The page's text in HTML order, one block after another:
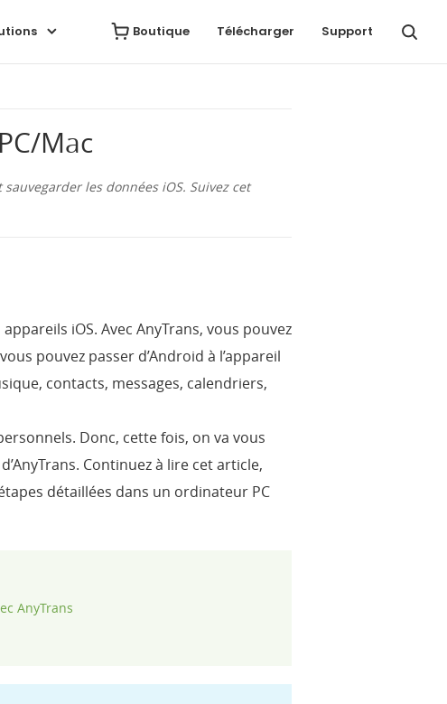
Boutique Télécharger Support
Avis Télécharger Acheter
Mac
les données iOS. Suivez cet
iOS. Avec AnyTrans, vous pouvez
pouvez passer d’Android à l’appareil
contacts, messages, calendriers,
Donc, cette fois, on va vous
Continuez à lire cet article,
détaillées dans un ordinateur PC
AnyTrans